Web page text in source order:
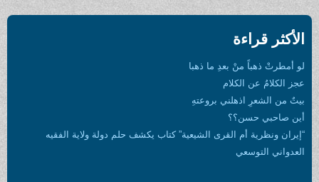
الأكثر قراءة
لو أمطرتْ ذهباً منْ بعدِ ما ذهبا
عجز الكلامُ عن الكلام
بيتٌ من الشعرِ اذهلني بروعتهِ
أين صاحبي حسن؟؟
“إيران ونظرية أم القرى الشيعية” كتاب يكشف حلم دولة ولاية الفقيه
العدواني التوسعي